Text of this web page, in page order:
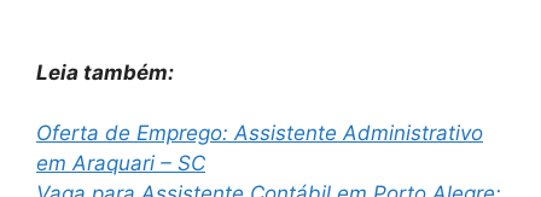
Leia também:
Oferta de Emprego: Assistente Administrativo
em Araquari – SC